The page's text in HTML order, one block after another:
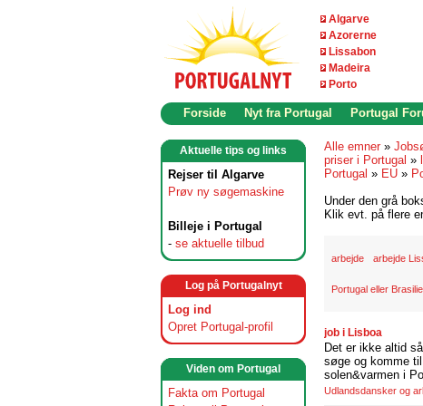
Algarve
Azorerne
Lissabon
Madeira
Porto
Forside Nyt fra Portugal Portugal
Aktuelle tips og links
Rejser til Algarve
Prøv ny søgemaskine
Billeje i Portugal
- se aktuelle tilbud
Log på Portugalnyt
Log ind
Opret Portugal-profil
Viden om Portugal
Fakta om Portugal
Alle emner »
priser i Portugal »
Portugal » EU »
Under den grå
Klik evt. på flere
arbejde arbejde
Portugal eller
job i Lisboa
Det er ikke altid
søge og komme
solen&varmen i
Udlandsdansker og